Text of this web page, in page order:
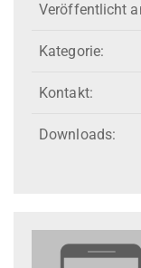
Veröffentlicht
Kategorie:
Kontakt:
Downloads: